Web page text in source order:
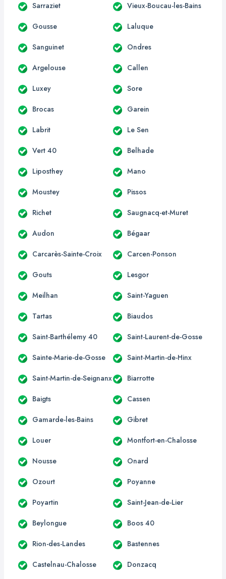
Sarraziet Vieux-Boucau-les-Bains
Gousse Laluque
Sanguinet Ondres
Argelouse Callen
Luxey Sore
Brocas Garein
Labrit Le Sen
Vert 40 Belhade
Liposthey Mano
Moustey Pissos
Richet Saugnacq-et-Muret
Audon Bégaar
Carcarès-Sainte-Croix Carcen-Ponson
Gouts Lesgor
Meilhan Saint-Yaguen
Tartas Biaudos
Saint-Barthélemy 40 Saint-Laurent-de-Gosse
Sainte-Marie-de-Gosse Saint-Martin-de-Hinx
Saint-Martin-de-Seignanx Biarrotte
Baigts Cassen
Gamarde-les-Bains Gibret
Louer Montfort-en-Chalosse
Nousse Onard
Ozourt Poyanne
Poyartin Saint-Jean-de-Lier
Beylongue Boos 40
Rion-des-Landes Bastennes
Castelnau-Chalosse Donzacq